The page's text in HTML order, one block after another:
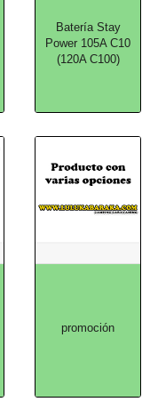
Batería Stay
Power 105A C10
(120A C100)
promoción